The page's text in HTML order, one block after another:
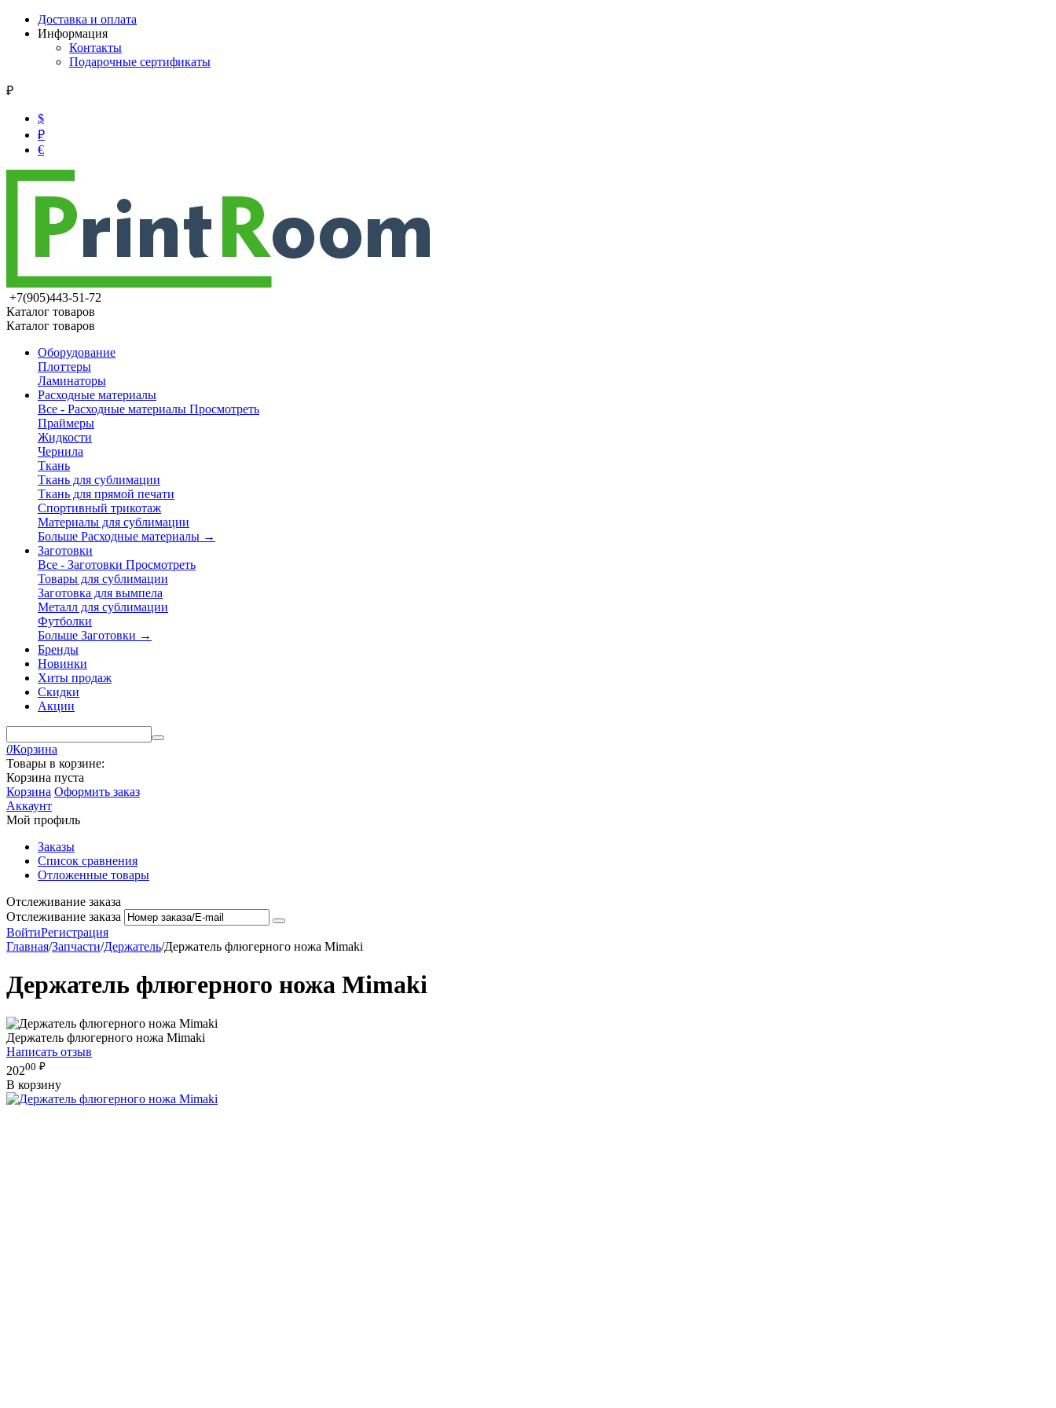
Доставка и оплата
Информация
Контакты
Подарочные сертификаты
₽
$
₽
€
+7(905)443-51-72
Каталог товаров
Каталог товаров
Оборудование
Плоттеры
Ламинаторы
Расходные материалы
Все - Расходные материалы Просмотреть
Праймеры
Жидкости
Чернила
Ткань
Ткань для сублимации
Ткань для прямой печати
Спортивный трикотаж
Материалы для сублимации
Больше Расходные материалы →
Заготовки
Все - Заготовки Просмотреть
Товары для сублимации
Заготовка для вымпела
Металл для сублимации
Футболки
Больше Заготовки →
Бренды
Новинки
Хиты продаж
Скидки
Акции
0Корзина
Товары в корзине:
Корзина пуста
Корзина Оформить заказ
Аккаунт
Мой профиль
Заказы
Список сравнения
Отложенные товары
Отслеживание заказа
Отслеживание заказа
ВойтиРегистрация
Главная/Запчасти/Держатель/Держатель флюгерного ножа Mimaki
Держатель флюгерного ножа Mimaki
Держатель флюгерного ножа Mimaki
Написать отзыв
20200 ₽
В корзину